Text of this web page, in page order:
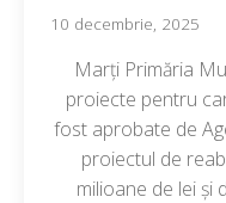
10 decembrie, 2025
Marți Primăria
proiecte pentru
fost aprobate de
proiectul de
milioane de lei și